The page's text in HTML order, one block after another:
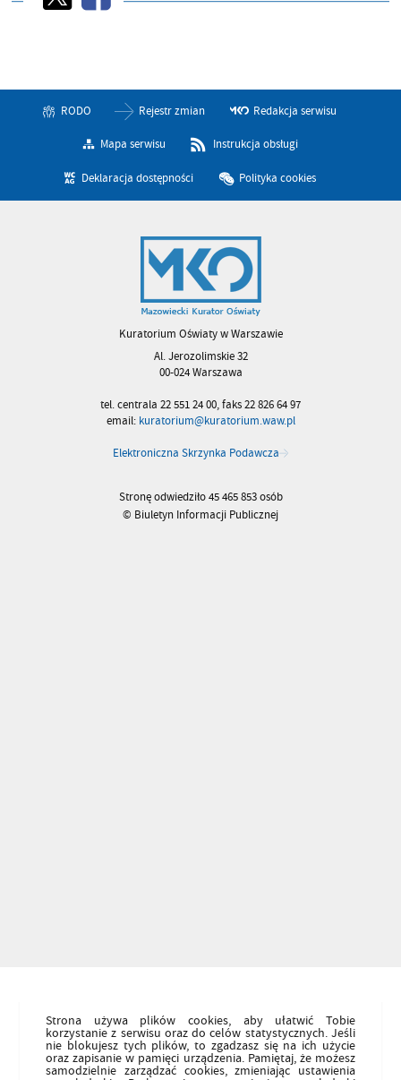
RODO Rejestr zmian Redakcja serwisu
Mapa serwisu Instrukcja obsługi
Deklaracja dostępności Polityka cookies
Kuratorium Oświaty w Warszawie
Al. Jerozolimskie 32
00-024 Warszawa
tel. centrala 22 551 24 00, faks 22 826 64 97
email: kuratorium@kuratorium.waw.pl
Elektroniczna Skrzynka Podawcza
Stronę odwiedziło 45 465 853 osób
© Biuletyn Informacji Publicznej
Strona używa plików cookies, aby ułatwić Tobie
korzystanie z serwisu oraz do celów statystycznych. Jeśli
nie blokujesz tych plików, to zgadzasz się na ich użycie
oraz zapisanie w pamięci urządzenia. Pamiętaj, że możesz
samodzielnie zarządzać cookies, zmieniając ustawienia